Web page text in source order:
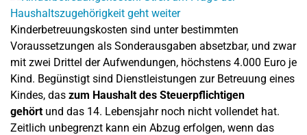
Kinderbetreuungskosten sind unter bestimmten
Voraussetzungen als Sonderausgaben absetzbar, und zwar
mit zwei Drittel der Aufwendungen, höchstens 4.000 Euro je
Kind. Begünstigt sind Dienstleistungen zur Betreuung eines
Kindes, das zum Haushalt des Steuerpflichtigen
gehörtund das 14. Lebensjahr noch nicht vollendet hat.
Zeitlich unbegrenzt kann ein Abzug erfolgen, wenn das